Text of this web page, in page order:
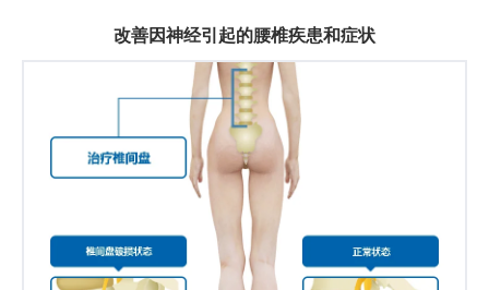
改善因神经引起的腰椎疾患和症状